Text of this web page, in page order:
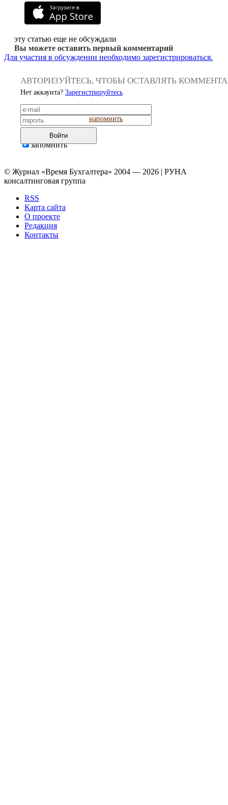
эту статью еще не обсуждали
Вы можете оставить первый комментарий
Для участия в обсуждении необходимо зарегистрироваться.
АВТОРИЗУЙТЕСЬ, ЧТОБЫ ОСТАВЛЯТЬ
Нет аккаунта? Зарегистрируйтесь
напомнить
Войти
запомнить
© Журнал «Время Бухгалтера» 2004 — 2026 | РУНА
консалтинговая группа
RSS
Карта сайта
О проекте
Редакция
Контакты